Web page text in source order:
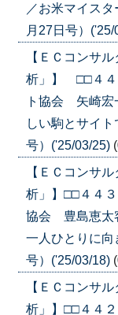
／お米マイス
月27日号）('25/
【ＥＣコンサ
析」】 □□４４
ト協会 矢崎宏
しい駒とサイ
号）('25/03/25)
【ＥＣコンサ
析」】□□４４
協会 豊島恵太
一人ひとりに向
号）('25/03/18)
【ＥＣコンサ
析」】□□４４